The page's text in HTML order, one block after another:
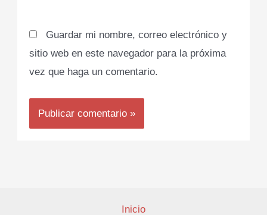
Guardar mi nombre, correo electrónico y
sitio web en este navegador para la próxima
vez que haga un comentario.
Inicio